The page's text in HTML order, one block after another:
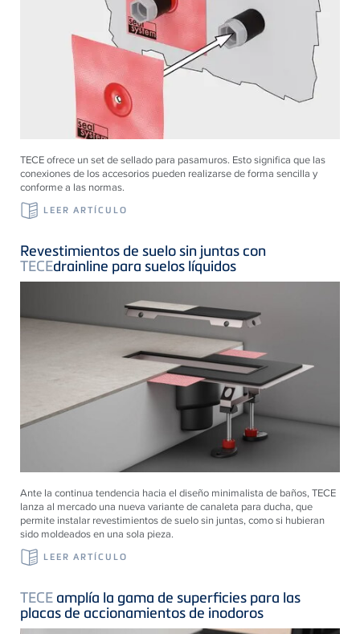
TECE ofrece un set de sellado para pasamuros. Esto significa que las
conexiones de los accesorios pueden realizarse de forma sencilla y
conforme a las normas.
LEER ARTÍCULO
Ante la continua tendencia hacia el diseño minimalista de baños, TECE
lanza al mercado una nueva variante de canaleta para ducha, que
permite instalar revestimientos de suelo sin juntas, como si hubieran
sido moldeados en una sola pieza.
LEER ARTÍCULO
Revestimientos de suelo sin juntas con
TECEdrainline para suelos líquidos
TECE amplía la gama de superficies para las
placas de accionamientos de inodoros